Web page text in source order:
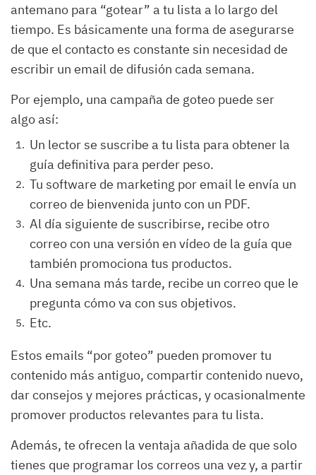
antemano para “gotear” a tu lista a lo largo del
tiempo. Es básicamente una forma de asegurarse
de que el contacto es constante sin necesidad de
escribir un email de difusión cada semana.
Por ejemplo, una campaña de goteo puede ser
algo así:
Un lector se suscribe a tu lista para obtener la
guía definitiva para perder peso.
Tu software de marketing por email le envía un
correo de bienvenida junto con un PDF.
Al día siguiente de suscribirse, recibe otro
correo con una versión en vídeo de la guía que
también promociona tus productos.
Una semana más tarde, recibe un correo que le
pregunta cómo va con sus objetivos.
Etc.
Estos emails “por goteo” pueden promover tu
contenido más antiguo, compartir contenido nuevo,
dar consejos y mejores prácticas, y ocasionalmente
promover productos relevantes para tu lista.
Además, te ofrecen la ventaja añadida de que solo
tienes que programar los correos una vez y, a partir